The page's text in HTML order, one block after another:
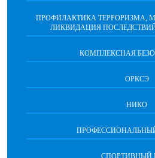
ПРОФИЛАКТИКА ТЕРРОРИЗМА,
ЛИКВИДАЦИЯ
КОМПЛЕКСНАЯ
ОРКСЭ
НИКО